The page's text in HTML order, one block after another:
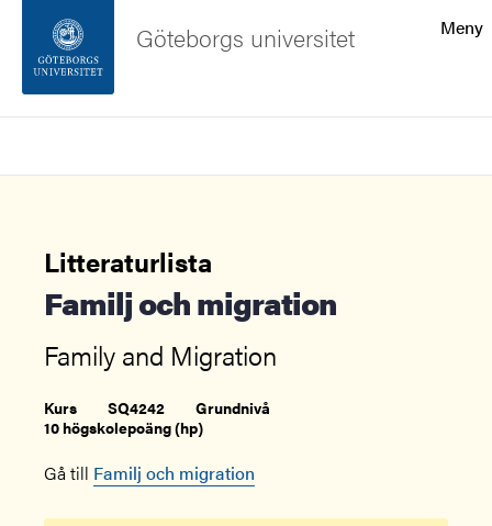
Sidfoten
Meny
Göteborgs universitet
Litteraturlista
Familj och migration
Family and Migration
Kurs SQ4242
Grundnivå
10 högskolepoäng (hp)
Gå till Familj och migration